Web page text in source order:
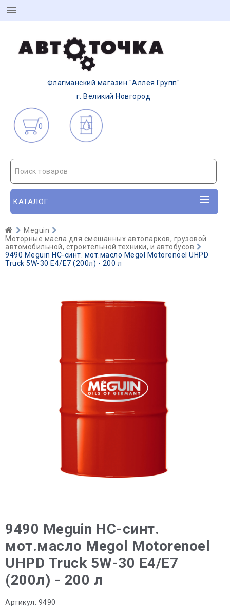
Флагманский магазин "Аллея Групп"
г. Великий Новгород
0
Поиск товаров
КАТАЛОГ
Meguin
Моторные масла для смешанных автопарков, грузовой
автомобильной, строительной техники, и автобусов
9490 Meguin НС-синт. мот.масло Megol Motorenoel UHPD
Truck 5W-30 E4/E7 (200л) - 200 л
9490 Meguin НС-синт.
мот.масло Megol Motorenoel
UHPD Truck 5W-30 E4/E7
(200л) - 200 л
Артикул: 9490